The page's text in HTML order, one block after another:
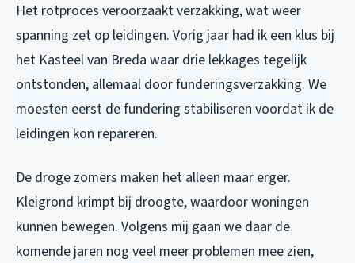
Het rotproces veroorzaakt verzakking, wat weer
spanning zet op leidingen. Vorig jaar had ik een klus bij
het Kasteel van Breda waar drie lekkages tegelijk
ontstonden, allemaal door funderingsverzakking. We
moesten eerst de fundering stabiliseren voordat ik de
leidingen kon repareren.
De droge zomers maken het alleen maar erger.
Kleigrond krimpt bij droogte, waardoor woningen
kunnen bewegen. Volgens mij gaan we daar de
komende jaren nog veel meer problemen mee zien,